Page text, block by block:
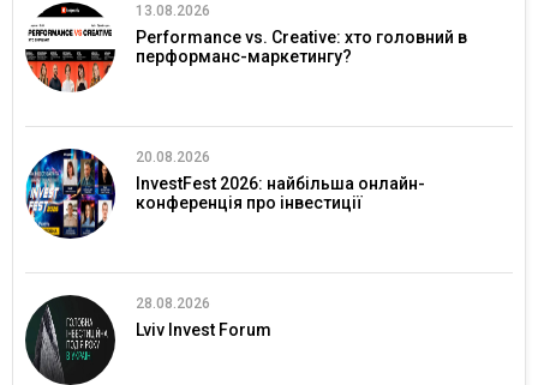
13.08.2026
Performance vs. Creative: хто головний в
перформанс-маркетингу?
20.08.2026
InvestFest 2026: найбільша онлайн-
конференція про інвестиції
28.08.2026
Lviv Invest Forum